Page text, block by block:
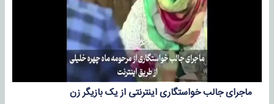
ماجرای جالب خواستگاری اینترنتی از یک بازیگر زن